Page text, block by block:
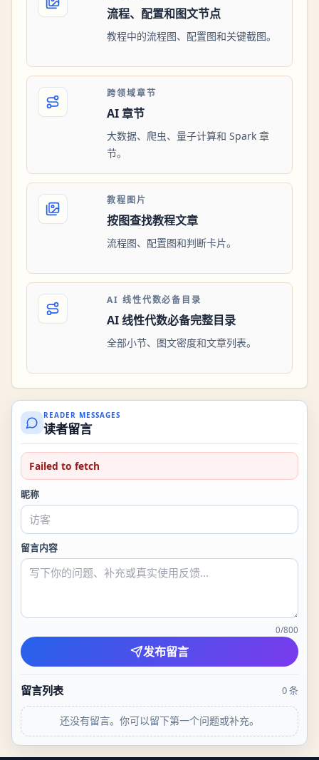
流程、配置和图文节点
教程中的流程图、配置图和关键截图。
跨领域章节
AI 章节
大数据、爬虫、量子计算和 Spark 章
节。
教程图片
按图查找教程文章
流程图、配置图和判断卡片。
AI 线性代数必备目录
AI 线性代数必备完整目录
全部小节、图文密度和文章列表。
READER MESSAGES
读者留言
Failed to fetch
昵称
留言内容
0/800
发布留言
留言列表 0条
还没有留言。你可以留下第一个问题或补充。